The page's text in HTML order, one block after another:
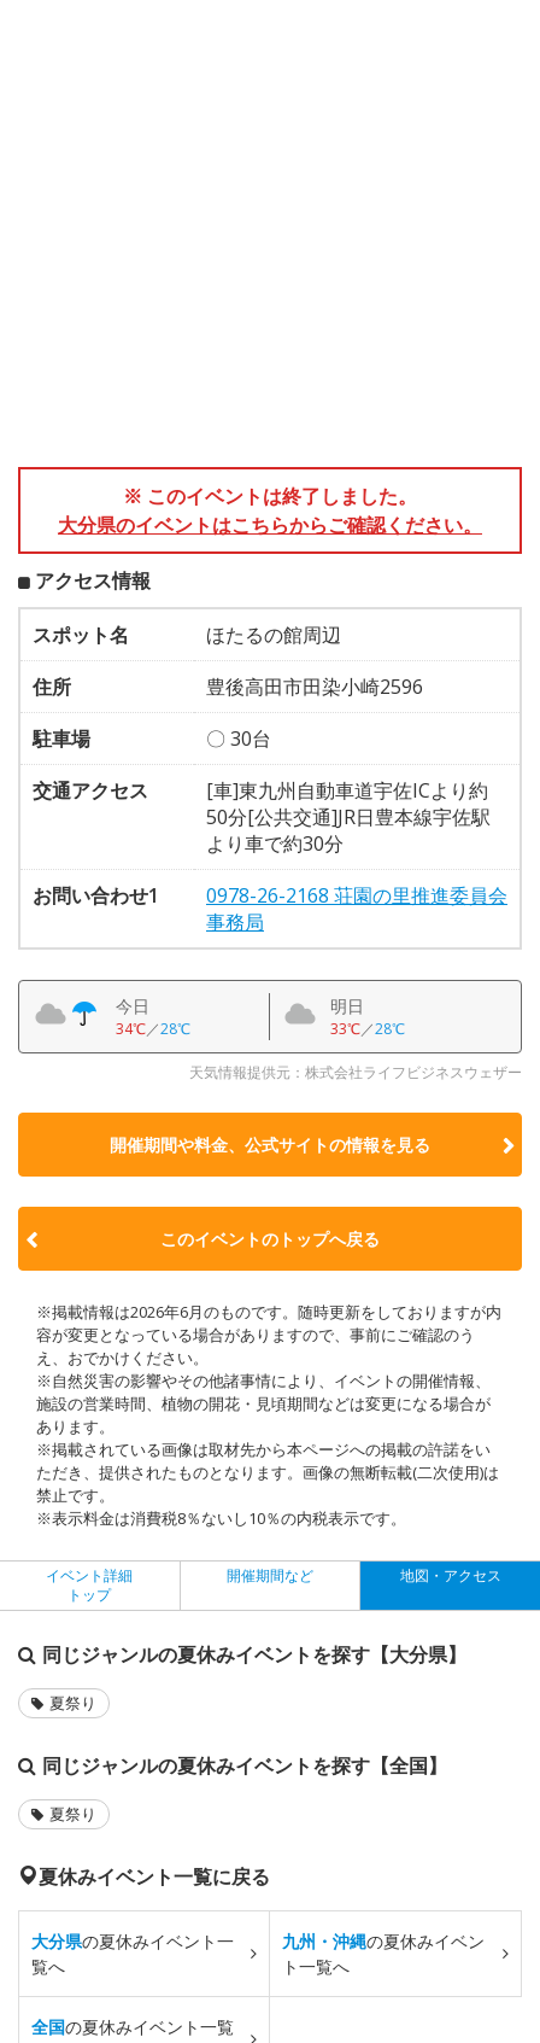
※ このイベントは終了しました。
大分県のイベントはこちらからご確認ください。
アクセス情報
スポット名
ほたるの館周辺
住所
豊後高田市田染小崎2596
駐車場
〇 30台
交通アクセス
[車]東九州自動車道宇佐ICより約
50分[公共交通]JR日豊本線宇佐駅
より車で約30分
お問い合わせ1
0978-26-2168 荘園の里推進委員会
事務局
今日
34℃／28℃
明日
33℃／28℃
天気情報提供元：株式会社ライフビジネスウェザー
開催期間や料金、公式サイトの情報を見る
このイベントのトップへ戻る
※掲載情報は2026年6月のものです。随時更新をしておりますが内
容が変更となっている場合がありますので、事前にご確認のう
え、おでかけください。
※自然災害の影響やその他諸事情により、イベントの開催情報、
施設の営業時間、植物の開花・見頃期間などは変更になる場合が
あります。
※掲載されている画像は取材先から本ページへの掲載の許諾をい
ただき、提供されたものとなります。画像の無断転載(二次使用)は
禁止です。
※表示料金は消費税8％ないし10％の内税表示です。
イベント詳細
トップ
開催期間など 地図・アクセス
同じジャンルの夏休みイベントを探す【大分県】
夏祭り
同じジャンルの夏休みイベントを探す【全国】
夏祭り
夏休みイベント一覧に戻る
大分県の夏休みイベント一
覧へ
九州・沖縄の夏休みイベン
ト一覧へ
全国の夏休みイベント一覧